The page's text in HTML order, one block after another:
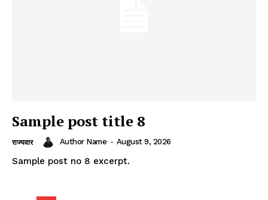
Sample post title 8
राज्यवार Author Name - August 9, 2026
Sample post no 8 excerpt.